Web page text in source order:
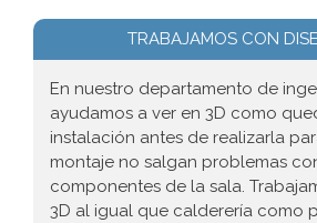
TRABAJAMOS CON
En nuestro departamento de
ayudamos a ver en 3D como
instalación antes de realizarla
montaje no salgan problemas
componentes de la sala.
3D al igual que calderería como